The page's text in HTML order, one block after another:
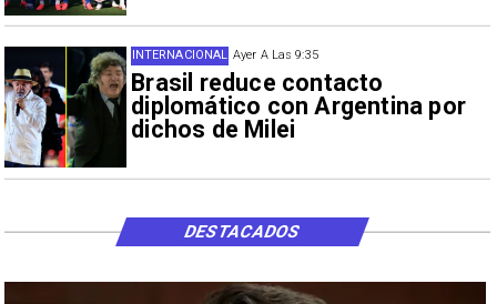
Ayer A Las 9:35
Brasil reduce contacto
diplomático con Argentina por
dichos de Milei
INTERNACIONAL
DESTACADOS